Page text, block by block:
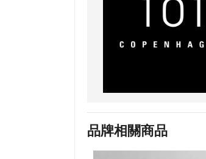
品牌相關商品